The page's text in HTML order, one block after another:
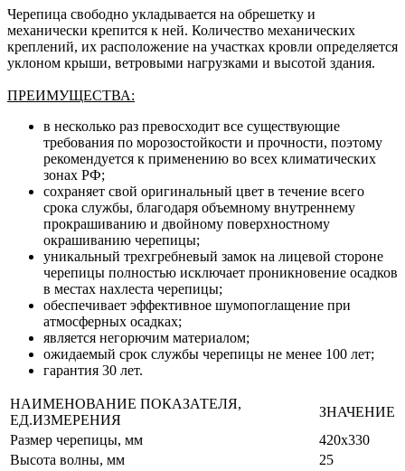
Черепица свободно укладывается на обрешетку и
механически крепится к ней. Количество механических
креплений, их расположение на участках кровли определяется
уклоном крыши, ветровыми нагрузками и высотой здания.
ПРЕИМУЩЕСТВА:
в несколько раз превосходит все существующие
требования по морозостойкости и прочности, поэтому
рекомендуется к применению во всех климатических
зонах РФ;
сохраняет свой оригинальный цвет в течение всего
срока службы, благодаря объемному внутреннему
прокрашиванию и двойному поверхностному
окрашиванию черепицы;
уникальный трехгребневый замок на лицевой стороне
черепицы полностью исключает проникновение осадков
в местах нахлеста черепицы;
обеспечивает эффективное шумопоглащение при
атмосферных осадках;
является негорючим материалом;
ожидаемый срок службы черепицы не менее 100 лет;
гарантия 30 лет.
НАИМЕНОВАНИЕ ПОКАЗАТЕЛЯ,
ЕД.ИЗМЕРЕНИЯ
ЗНАЧЕНИЕ
Размер черепицы, мм
420х330
Высота волны, мм
25